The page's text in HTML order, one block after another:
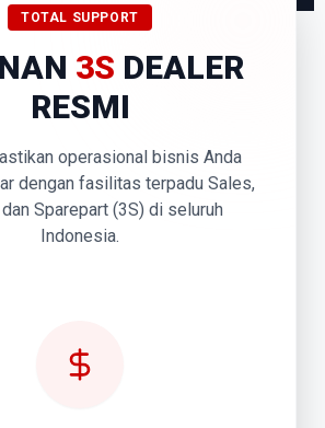
TOTAL SUPPORT
3S DEALER
RESMI
operasional bisnis Anda
dengan fasilitas terpadu Sales,
Sparepart (3S) di seluruh
Indonesia.